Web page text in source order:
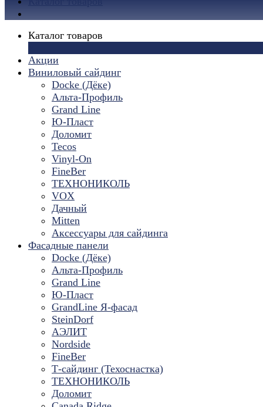
Каталог товаров
Акции
Виниловый сайдинг
Docke (Дёке)
Альта-Профиль
Grand Line
Ю-Пласт
Доломит
Tecos
Vinyl-On
FineBer
ТЕХНОНИКОЛЬ
VOX
Дачный
Mitten
Аксессуары для сайдинга
Фасадные панели
Docke (Дёке)
Альта-Профиль
Grand Line
Ю-Пласт
GrandLine Я-фасад
SteinDorf
АЭЛИТ
Nordside
FineBer
Т-сайдинг (Техоснастка)
ТЕХНОНИКОЛЬ
Доломит